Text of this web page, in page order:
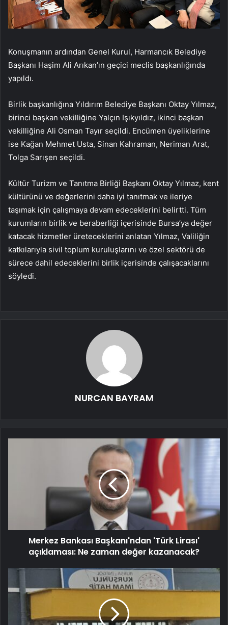
Konuşmanın ardından Genel Kurul, Harmancık Belediye
Başkanı Haşim Ali Arıkan’ın geçici meclis başkanlığında
yapıldı.
Birlik başkanlığına Yıldırım Belediye Başkanı Oktay Yılmaz,
birinci başkan vekilliğine Yalçın Işıkyıldız, ikinci başkan
vekilliğine Ali Osman Tayır seçildi. Encümen üyeliklerine
ise Kağan Mehmet Usta, Sinan Kahraman, Neriman Arat,
Tolga Sarışen seçildi.
Kültür Turizm ve Tanıtma Birliği Başkanı Oktay Yılmaz, kent
kültürünü ve değerlerini daha iyi tanıtmak ve ileriye
taşımak için çalışmaya devam edeceklerini belirtti. Tüm
kurumların birlik ve beraberliği içerisinde Bursa’ya değer
katacak hizmetler üreteceklerini anlatan Yılmaz, Valiliğin
katkılarıyla sivil toplum kuruluşlarını ve özel sektörü de
sürece dahil edeceklerini birlik içerisinde çalışacaklarını
söyledi.
NURCAN BAYRAM
Merkez Bankası Başkanı'ndan 'Türk Lirası'
açıklaması: Ne zaman değer kazanacak?